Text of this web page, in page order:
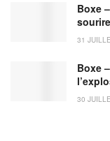
Boxe
31
Boxe
30